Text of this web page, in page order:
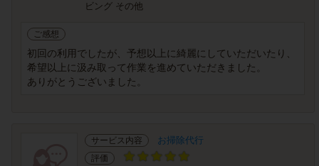
ビング その他
ご感想
初回の利用でしたが、予想以上に綺麗にしていただいたり、
希望以上に汲み取って作業を進めていただきました。
ありがとうございました。
サービス内容 お掃除代行
評価